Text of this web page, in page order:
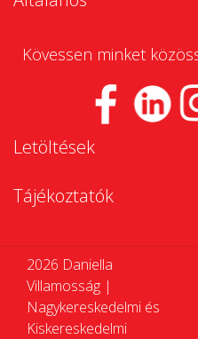
Kövessen minket
Letöltések
Tájékoztatók
2026 Daniella
Villamosság |
Nagykereskedelmi és
Kiskereskedelmi